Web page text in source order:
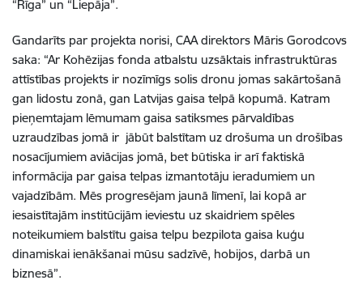
“Rīga” un “Liepāja”.
Gandarīts par projekta norisi, CAA direktors Māris Gorodcovs
saka: “Ar Kohēzijas fonda atbalstu uzsāktais infrastruktūras
attīstības projekts ir nozīmīgs solis dronu jomas sakārtošanā
gan lidostu zonā, gan Latvijas gaisa telpā kopumā. Katram
pieņemtajam lēmumam gaisa satiksmes pārvaldības
uzraudzības jomā ir jābūt balstītam uz drošuma un drošības
nosacījumiem aviācijas jomā, bet būtiska ir arī faktiskā
informācija par gaisa telpas izmantotāju ieradumiem un
vajadzībām. Mēs progresējam jaunā līmenī, lai kopā ar
iesaistītajām institūcijām ieviestu uz skaidriem spēles
noteikumiem balstītu gaisa telpu bezpilota gaisa kuģu
dinamiskai ienākšanai mūsu sadzīvē, hobijos, darbā un
biznesā”.